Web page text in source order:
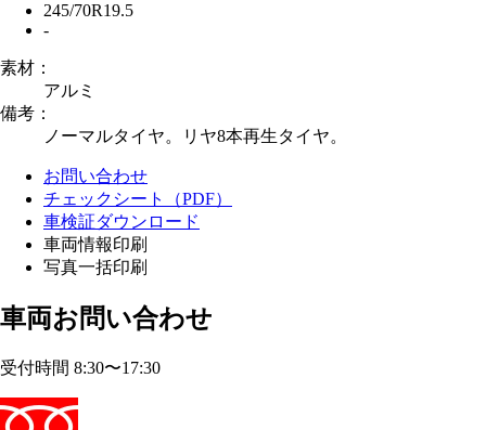
245/70R19.5
-
素材：
アルミ
備考：
ノーマルタイヤ。リヤ8本再生タイヤ。
お問い合わせ
チェックシート（PDF）
車検証ダウンロード
車両情報印刷
写真一括印刷
車両お問い合わせ
受付時間 8:30〜17:30